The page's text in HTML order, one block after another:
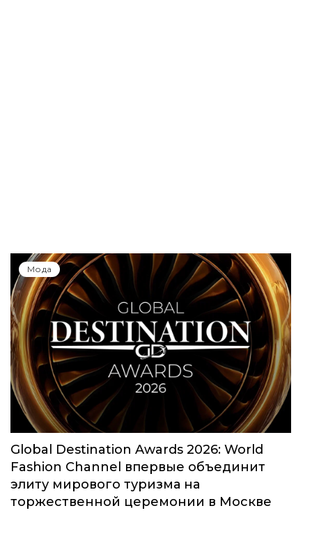
Мода
Global Destination Awards 2026: World
Fashion Channel впервые объединит
элиту мирового туризма на
торжественной церемонии в Москве